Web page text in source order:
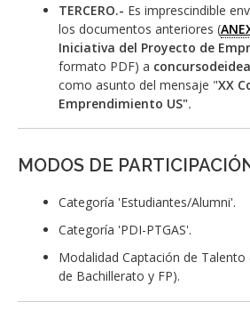
TERCERO.- Es imprescindible
los documentos anteriores (
Iniciativa del Proyecto de
formato PDF) a
como asunto del mensaje "XX
Emprendimiento US".
MODOS DE
Categoría 'Estudiantes/Alumni'.
Categoría 'PDI-PTGAS'.
Modalidad Captación de Talento
de Bachillerato y FP).